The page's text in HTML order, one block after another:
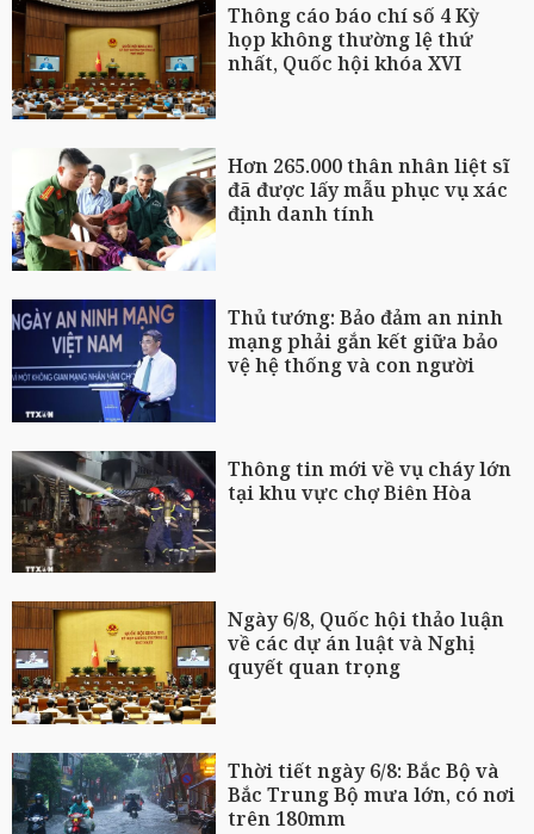
Thông cáo báo chí số 4 Kỳ
họp không thường lệ thứ
nhất, Quốc hội khóa XVI
Hơn 265.000 thân nhân liệt sĩ
đã được lấy mẫu phục vụ xác
định danh tính
Thủ tướng: Bảo đảm an ninh
mạng phải gắn kết giữa bảo
vệ hệ thống và con người
Thông tin mới về vụ cháy lớn
tại khu vực chợ Biên Hòa
Ngày 6/8, Quốc hội thảo luận
về các dự án luật và Nghị
quyết quan trọng
Thời tiết ngày 6/8: Bắc Bộ và
Bắc Trung Bộ mưa lớn, có nơi
trên 180mm